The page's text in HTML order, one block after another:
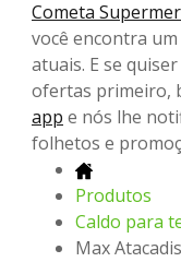
Cometa
você encontra
atuais. E se
ofertas primeiro,
app e nós lhe
folhetos e
Produtos
Caldo para
Max